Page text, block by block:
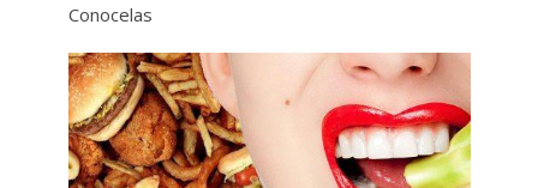
Conocelas